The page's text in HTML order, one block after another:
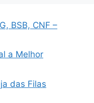
BSB, CNF –
a Melhor
das Filas